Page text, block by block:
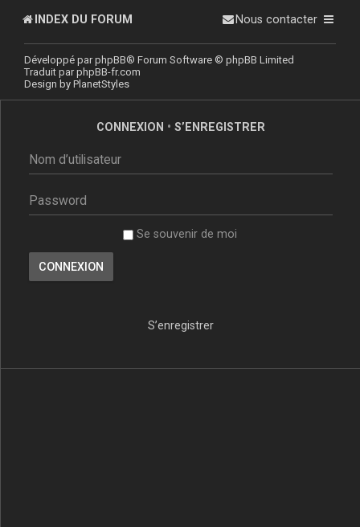
INDEX DU FORUM Nous contacter
Développé parphpBB® Forum Software © phpBB Limited
Traduit parphpBB-fr.com
Design by PlanetStyles
CONNEXION • S’ENREGISTRER
Se souvenir de moi
S’enregistrer